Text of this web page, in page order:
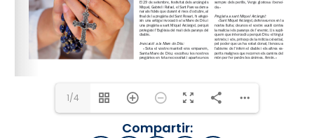
1/4
Compartir: